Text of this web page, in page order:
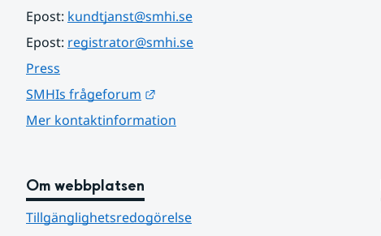
Epost: kundtjanst@smhi.se
Epost: registrator@smhi.se
Press
SMHIs frågeforum
Mer kontaktinformation
Om webbplatsen
Tillgänglighetsredogörelse